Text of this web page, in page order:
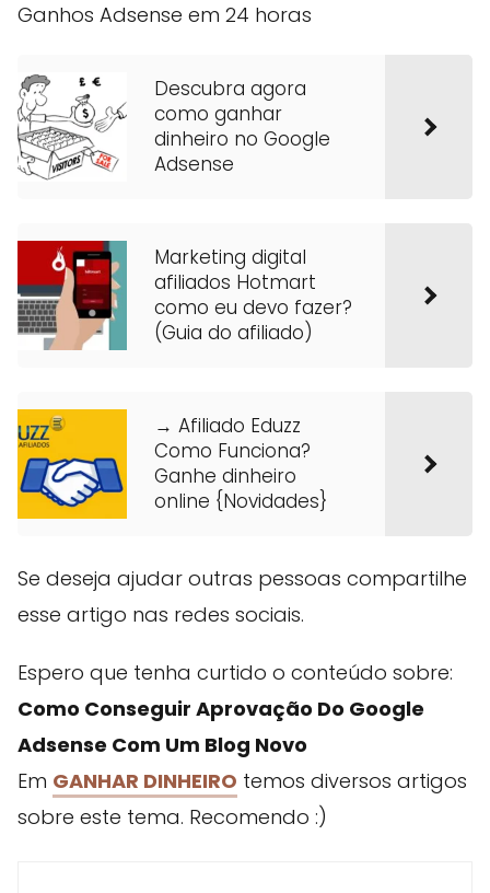
Ganhos Adsense em 24 horas
Descubra agora
como ganhar
dinheiro no Google
Adsense
Marketing digital
afiliados Hotmart
como eu devo fazer?
(Guia do afiliado)
→ Afiliado Eduzz
Como Funciona?
Ganhe dinheiro
online {Novidades}
Se deseja ajudar outras pessoas compartilhe
esse artigo nas redes sociais.
Espero que tenha curtido o conteúdo sobre:
Como Conseguir Aprovação Do Google
Adsense Com Um Blog Novo
Em GANHAR DINHEIRO temos diversos artigos
sobre este tema. Recomendo :)